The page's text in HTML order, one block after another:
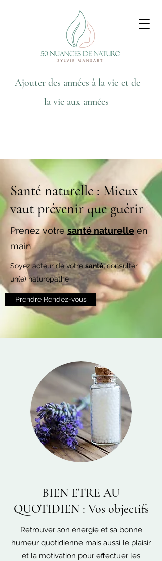
Ajouter des années à la vie et de
la vie aux années
Santé naturelle : Mieux
vaut prévenir que guérir
Prenez votresanté naturelle en
main
Soyez acteur de votre santé,consulter
un(e) naturopathe
Prendre Rendez-vous
BIEN ETRE AU
QUOTIDIEN : Vos objectifs
Retrouver son énergie et sa bonne
humeur quotidienne mais aussi le plaisir
et la motivation pour effectuer les